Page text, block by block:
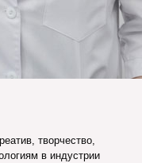
творчество,
в индустрии